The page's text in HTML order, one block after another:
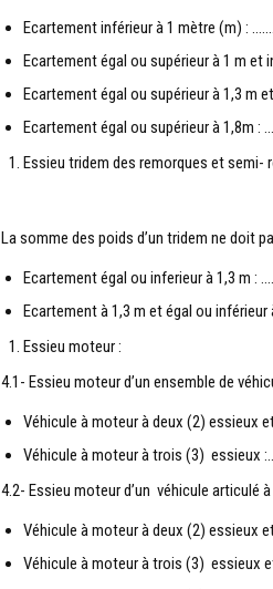
Ecartement inférieur à 1 mètre (m) :
Ecartement égal ou supérieur à 1 m et
Ecartement égal ou supérieur à 1,3 m
Ecartement égal ou supérieur à 1,8m
Essieu tridem des remorques et semi-
La somme des poids d’un tridem ne doit
Ecartement égal ou inferieur à 1,3 m :
Ecartement à 1,3 m et égal ou inférieur
Essieu moteur :
4.1- Essieu moteur d’un ensemble de
Véhicule à moteur à deux (2)
Véhicule à moteur à trois (3) essieux
4.2- Essieu moteur d’un véhicule articulé
Véhicule à moteur à deux (2)
Véhicule à moteur à trois (3)